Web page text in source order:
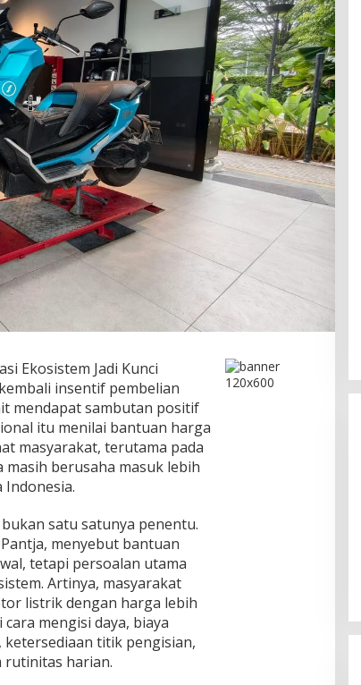
Ekosistem Jadi Kunci
insentif pembelian
mendapat sambutan positif
itu menilai bantuan harga
masyarakat, terutama pada
berusaha masuk lebih
Indonesia.
satu satunya penentu.
menyebut bantuan
tetapi persoalan utama
Artinya, masyarakat
listrik dengan harga lebih
mengisi daya, biaya
titik pengisian,
rutinitas harian.
Teka teki Satoshi Nakamoto
Memanas Lagi, Identitas Pencipta
Bitcoin Mulai Terungkap?
In Teknologi | April 18, 2026